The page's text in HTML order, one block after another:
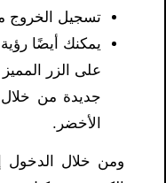
تسجيل الخروج
يمكنك أيضًا
على الزر
جديدة من خلال
الأخضر.
ومن خلال الدخول